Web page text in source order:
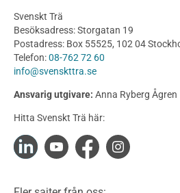
Utförande
Produkter
Konstruktionsvirke
Konstruktionsvirke Behandlat
Konstruktionsvirke
Konstruktionsvirke
Limträ
Svenskt Trä
Besöksadress: Storgatan 19
Postadress: Box 55525, 102 04
Telefon:08-762 72 60
info@svenskttra.se
Ansvarig utgivare: Anna Ryberg Ågren
Hitta Svenskt Trä här: